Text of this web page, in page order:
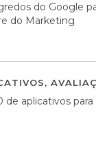
do Google
do Marketing
,
de aplicativos